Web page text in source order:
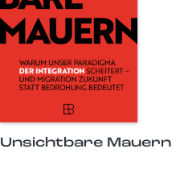
Unsichtbare Mauern